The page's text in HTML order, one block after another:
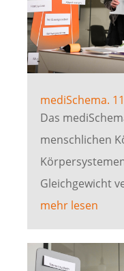
mediSchema.
Das
menschlichen
Gleichgewicht
mehr lesen